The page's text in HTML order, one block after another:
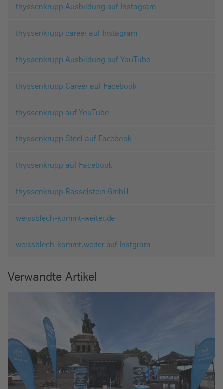
thyssenkrupp Ausbildung auf Instagram
thyssenkrupp career auf Instagram
thyssenkrupp Ausbildung auf YouTube
thyssenkrupp Career auf Facebook
thyssenkrupp auf YouTube
thyssenkrupp Steel auf Facebook
thyssenkrupp auf Facebook
thyssenkrupp Rasselstein GmbH
weissblech-kommt-weiter.de
weissblech-kommt.weiter auf Instgram
Verwandte Artikel